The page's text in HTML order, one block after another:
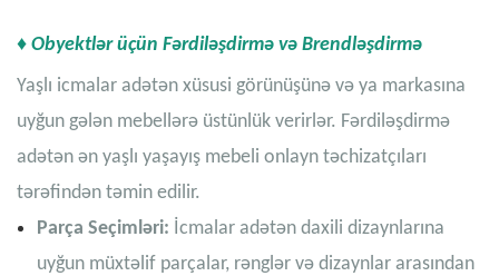
♦ Obyektlər üçün Fərdiləşdirmə və Brendləşdirmə
Yaşlı icmalar adətən xüsusi görünüşünə və ya markasına
uyğun gələn mebellərə üstünlük verirlər. Fərdiləşdirmə
adətən ən yaşlı yaşayış mebeli onlayn təchizatçıları
tərəfindən təmin edilir.
Parça Seçimləri: İcmalar adətən daxili dizaynlarına
uyğun müxtəlif parçalar, rənglər və dizaynlar arasından